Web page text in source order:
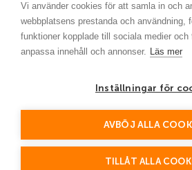
Vi använder cookies för att samla in och
webbplatsens prestanda och användning,
funktioner kopplade till sociala medier
anpassa innehåll och annonser. Läs mer
Inställningar för
AVBÖJ ALLA
TILLÅT ALLA
This site is protected by reCAPTCHA
Policy and Terms of